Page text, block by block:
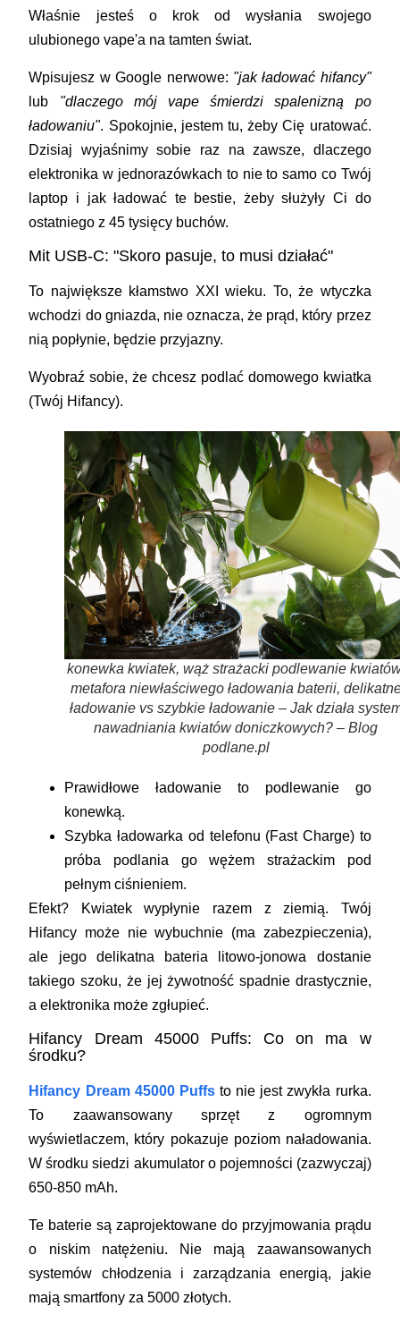
Właśnie jesteś o krok od wysłania swojego
ulubionego vape'a na tamten świat.
Wpisujesz w Google nerwowe: "jak ładować hifancy"
lub "dlaczego mój vape śmierdzi spalenizną po
ładowaniu". Spokojnie, jestem tu, żeby Cię uratować.
Dzisiaj wyjaśnimy sobie raz na zawsze, dlaczego
elektronika w jednorazówkach to nie to samo co Twój
laptop i jak ładować te bestie, żeby służyły Ci do
ostatniego z 45 tysięcy buchów.
Mit USB-C: "Skoro pasuje, to musi działać"
To największe kłamstwo XXI wieku. To, że wtyczka
wchodzi do gniazda, nie oznacza, że prąd, który przez
nią popłynie, będzie przyjazny.
Wyobraź sobie, że chcesz podlać domowego kwiatka
(Twój Hifancy).
konewka kwiatek, wąż strażacki podlewanie
metafora niewłaściwego ładowania baterii,
ładowanie vs szybkie ładowanie – Jak działa
nawadniania kwiatów doniczkowych? – Blog
podlane.pl
Prawidłowe ładowanie to podlewanie go
konewką.
Szybka ładowarka od telefonu (Fast Charge)to
próba podlania go wężem strażackim pod
pełnym ciśnieniem.
Efekt? Kwiatek wypłynie razem z ziemią. Twój
Hifancy może nie wybuchnie (ma zabezpieczenia),
ale jego delikatna bateria litowo-jonowa dostanie
takiego szoku, że jej żywotność spadnie drastycznie,
a elektronika może zgłupieć.
Hifancy Dream 45000 Puffs: Co on ma w
środku?
Hifancy Dream 45000 Puffsto nie jest zwykła rurka.
To zaawansowany sprzęt z ogromnym
wyświetlaczem, który pokazuje poziom naładowania.
W środku siedzi akumulator o pojemności (zazwyczaj)
650-850 mAh.
Te baterie są zaprojektowane do przyjmowania prądu
o niskim natężeniu. Nie mają zaawansowanych
systemów chłodzenia i zarządzania energią, jakie
mają smartfony za 5000 złotych.